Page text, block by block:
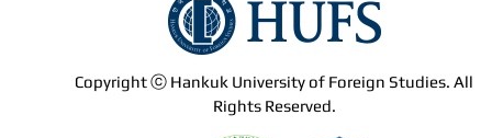
Copyright ⓒ Hankuk University of Foreign Studies. All
Rights Reserved.